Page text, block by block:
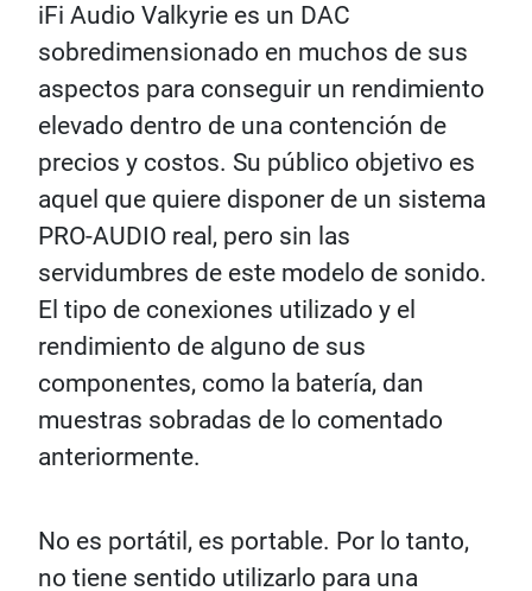
iFi Audio Valkyrie es un DAC
sobredimensionado en muchos de sus
aspectos para conseguir un rendimiento
elevado dentro de una contención de
precios y costos. Su público objetivo es
aquel que quiere disponer de un sistema
PRO-AUDIO real, pero sin las
servidumbres de este modelo de sonido.
El tipo de conexiones utilizado y el
rendimiento de alguno de sus
componentes, como la batería, dan
muestras sobradas de lo comentado
anteriormente.
No es portátil, es portable. Por lo tanto,
no tiene sentido utilizarlo para una